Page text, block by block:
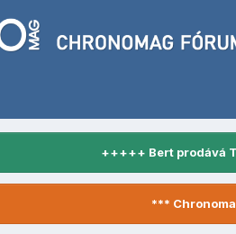
+++++ Bert prodává
***